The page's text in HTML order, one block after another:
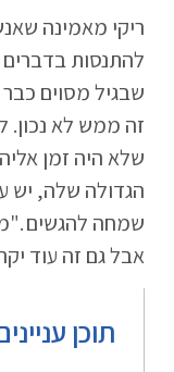
ריקי מאמינה
להתנסות
שבגיל מסוים
זה ממש לא נכון.
שלא היה זמן
הגדולה שלה, יש
שמחה להגשים
אבל גם זה עוד
תוכן